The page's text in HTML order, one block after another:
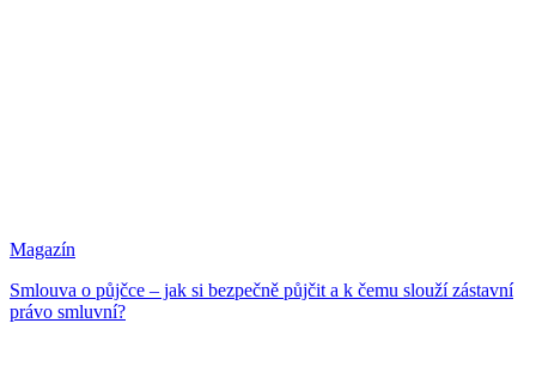
Magazín
Smlouva o půjčce – jak si bezpečně půjčit a k čemu slouží zástavní
právo smluvní?